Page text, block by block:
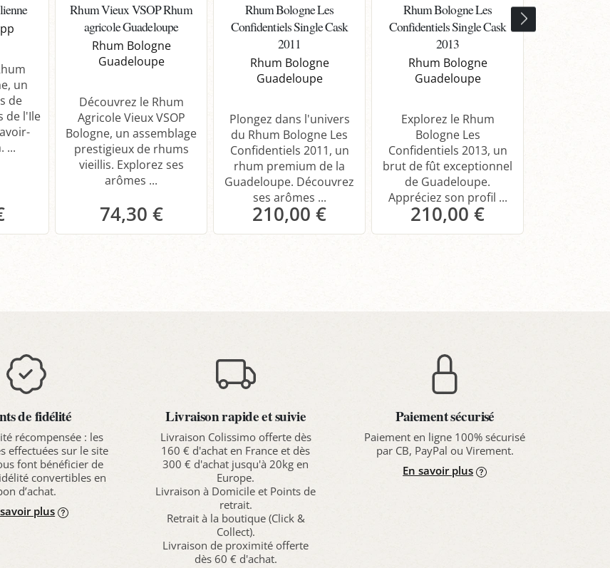
un
de
de l'Ile
...
Rhum Vieux VSOP Rhum
agricole Guadeloupe
Rhum Bologne
Guadeloupe
Découvrez le Rhum
Agricole Vieux VSOP
Bologne, un assemblage
prestigieux de rhums
vieillis. Explorez ses
arômes ...
74,30 €
Rhum Bologne Les
Confidentiels Single Cask
2011
Rhum Bologne
Guadeloupe
Plongez dans l'univers
du Rhum Bologne Les
Confidentiels 2011, un
rhum premium de la
Guadeloupe. Découvrez
ses arômes ...
210,00 €
Rhum Bologne Les
Confidentiels Single Cask
2013
Rhum Bologne
Guadeloupe
Explorez le Rhum
Bologne Les
Confidentiels 2013, un
brut de fût exceptionnel
de Guadeloupe.
Appréciez son profil ...
210,00 €
de fidélité
récompensée : les
effectuées sur le site
font bénéficier de
convertibles en
d’achat.
plus
Livraison rapide et suivie
Livraison Colissimo offerte dès
160 € d'achat en France et dès
300 € d'achat jusqu'à 20kg en
Europe.
Livraison à Domicile et Points de
retrait.
Retrait à la boutique (Click &
Collect).
Livraison de proximité offerte
dès 60 € d'achat.
Paiement sécurisé
Paiement en ligne 100% sécurisé
par CB, PayPal ou Virement.
En savoir plus